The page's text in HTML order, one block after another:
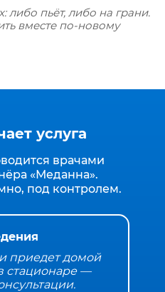
пьёт, либо на грани.
вместе по‑новому
услуга
врачами
«Меданна».
под контролем.
приедет домой
стационаре —